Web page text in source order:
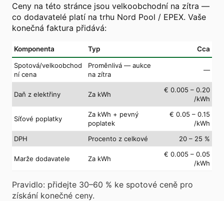
Ceny na této stránce jsou velkoobchodní na zítra —
co dodavatelé platí na trhu Nord Pool / EPEX. Vaše
konečná faktura přidává:
Komponenta Typ Cca
Spotová/velkoobchod
ní cena
Proměnlivá — aukce
na zítra
—
Daň z elektřiny Za kWh
€ 0.005 – 0.20
/kWh
Síťové poplatky
Za kWh + pevný
poplatek
€ 0.05 – 0.15
/kWh
DPH
Procento z celkové 20 – 25 %
Marže dodavatele Za kWh
€ 0.005 – 0.05
/kWh
Pravidlo: přidejte 30–60 % ke spotové ceně pro
získání konečné ceny.